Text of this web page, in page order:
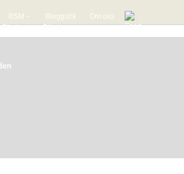
BSM –
Blindmens
lista över
Bloggsök
Blindmens
söktjänst
Om oss